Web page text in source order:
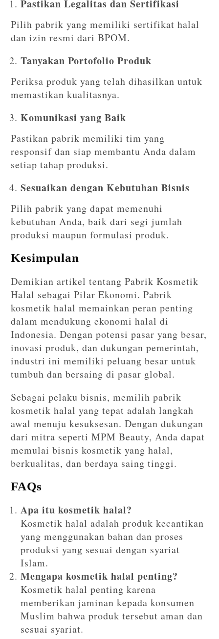
Pastikan Legalitas dan Sertifikasi
Pilih pabrik yang memiliki sertifikat halal
dan izin resmi dari BPOM.
Tanyakan Portofolio Produk
Periksa produk yang telah dihasilkan untuk
memastikan kualitasnya.
Komunikasi yang Baik
Pastikan pabrik memiliki tim yang
responsif dan siap membantu Anda dalam
setiap tahap produksi.
Sesuaikan dengan Kebutuhan Bisnis
Pilih pabrik yang dapat memenuhi
kebutuhan Anda, baik dari segi jumlah
produksi maupun formulasi produk.
Kesimpulan
Demikian artikel tentang Pabrik Kosmetik
Halal sebagai Pilar Ekonomi. Pabrik
kosmetik halal memainkan peran penting
dalam mendukung ekonomi halal di
Indonesia. Dengan potensi pasar yang besar,
inovasi produk, dan dukungan pemerintah,
industri ini memiliki peluang besar untuk
tumbuh dan bersaing di pasar global.
Sebagai pelaku bisnis, memilih pabrik
kosmetik halal yang tepat adalah langkah
awal menuju kesuksesan. Dengan dukungan
dari mitra seperti MPM Beauty, Anda dapat
memulai bisnis kosmetik yang halal,
berkualitas, dan berdaya saing tinggi.
FAQs
Apa itu kosmetik halal?
Kosmetik halal adalah produk kecantikan
yang menggunakan bahan dan proses
produksi yang sesuai dengan syariat
Islam.
Mengapa kosmetik halal penting?
Kosmetik halal penting karena
memberikan jaminan kepada konsumen
Muslim bahwa produk tersebut aman dan
sesuai syariat.